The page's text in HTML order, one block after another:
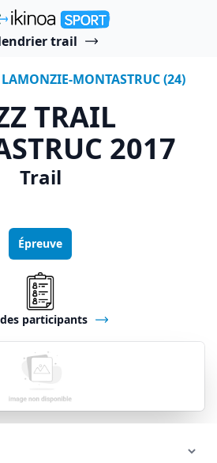
Sport"
trail
MONTASTRUC (24)
TRAIL
2017
Trail
Épreuve
participants